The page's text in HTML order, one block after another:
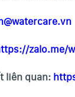
zalo.me/
liên quan: